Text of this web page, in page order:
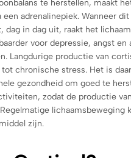
te herstellen, maakt
een adrenalinepiek. Wanneer
dag in dag uit, raakt het
voor depressie, angst en
Langdurige productie van
chronische stress. Het is
gezondheid om goed te
zodat de productie
lichaamsbeweging
zijn.